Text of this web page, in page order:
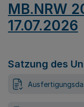
MB.NRW
17.07.2026
Satzung des